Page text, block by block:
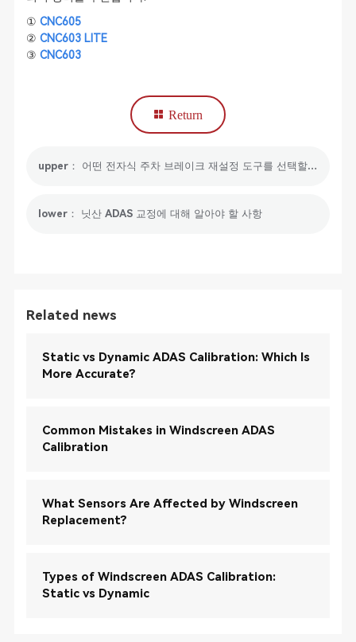
① CNC605
② CNC603 LITE
③ CNC603
Return
upper： 어떤 전자식 주차 브레이크 재설정 도구를 선택할 수 있나요?
lower： 닛산 ADAS 교정에 대해 알아야 할 사항
Related news
Static vs Dynamic ADAS Calibration: Which Is
More Accurate?
Common Mistakes in Windscreen ADAS
Calibration
What Sensors Are Affected by Windscreen
Replacement?
Types of Windscreen ADAS Calibration:
Static vs Dynamic